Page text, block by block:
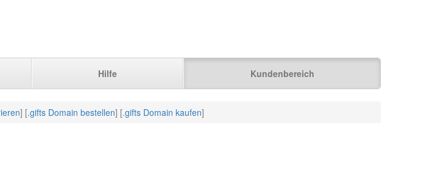
Hilfe Kundenbereich
] [.gifts Domain bestellen] [.gifts Domain kaufen]